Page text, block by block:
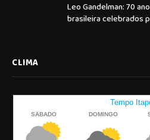
Leo Gandelman: 70
brasileira celebrados
CLIMA